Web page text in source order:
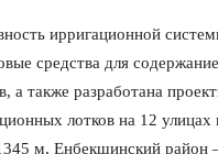
ирригационной
средства для
а также разработана
лотков на 12
м, Енбекшинский район